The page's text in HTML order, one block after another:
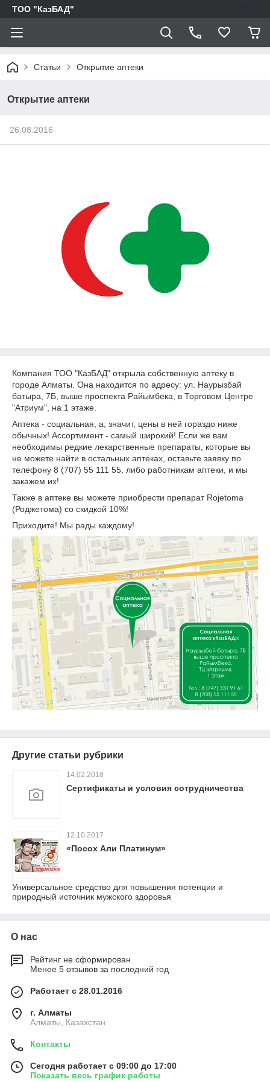
ТОО "КазБАД"
Статьи Открытие аптеки
Открытие аптеки
26.08.2016
Компания ТОО "КазБАД" открыла собственную аптеку в
городе Алматы. Она находится по адресу: ул. Наурызбай
батыра, 7Б, выше проспекта Райымбека, в Торговом Центре
"Атриум", на 1 этаже.
Аптека - социальная, а, значит, цены в ней гораздо ниже
обычных! Ассортимент - самый широкий! Если же вам
необходимы редкие лекарственные препараты, которые вы
не можете найти в остальных аптеках, оставьте заявку по
телефону 8 (707) 55 111 55, либо работникам аптеки, и мы
закажем их!
Также в аптеке вы можете приобрести препарат Rojetoma
(Роджетома) со скидкой 10%!
Приходите! Мы рады каждому!
Другие статьи рубрики
14.02.2018
Сертификаты и условия сотрудничества
12.10.2017
«Посох Али Платинум»
Универсальное средство для повышения потенции и
природный источник мужского здоровья
О нас
Рейтинг не сформирован
Менее 5 отзывов за последний год
Работает с 28.01.2016
г. Алматы
Алматы, Казахстан
Контакты
Сегодня работает с 09:00 до 17:00
Показать весь график работы